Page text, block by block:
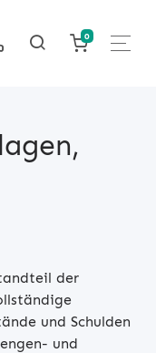
0
der
und Schulden
und